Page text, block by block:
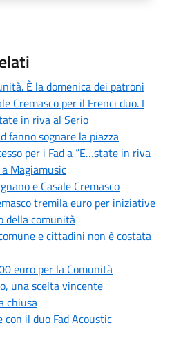
È la domenica dei patroni
Cremasco per il Frenci duo. I
in riva al Serio
fanno sognare la piazza
per i Fad a “E…state in riva
Magiamusic
e Casale Cremasco
tremila euro per iniziative
della comunità
e cittadini non è costata
euro per la Comunità
una scelta vincente
chiusa
con il duo Fad Acoustic